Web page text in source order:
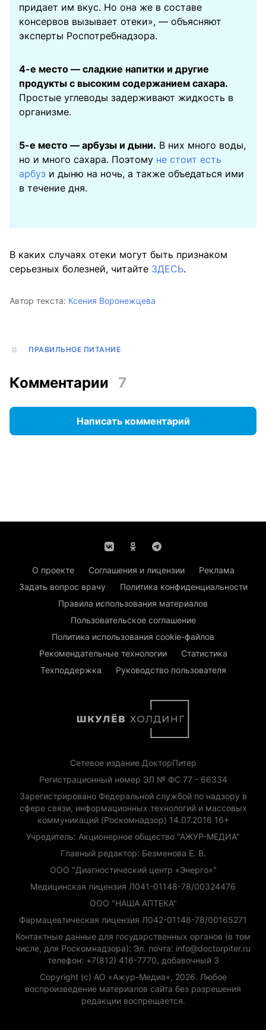
придает им вкус. Но она же в составе
консервов вызывает отеки», — объясняют
эксперты Роспотребнадзора.
4-е место — сладкие напитки и другие
продукты с высоким содержанием сахара.
Простые углеводы задерживают жидкость в
организме.
5-е место — арбузы и дыни. В них много воды,
но и много сахара. Поэтому не стоит есть
арбуз и дыню на ночь, а также объедаться ими
в течение дня.
В каких случаях отеки могут быть признаком
серьезных болезней, читайте ЗДЕСЬ.
Автор текста: Ксения Воронежцева
ПРАВИЛЬНОЕ ПИТАНИЕ
Комментарии 7
Написать комментарий
О проекте Соглашения и лицензии
Реклама
Задать вопрос врачу
Политика конфиденциальности
Правила использования материалов
Пользовательское соглашение
Политика использования cookie-файлов
Рекомендательные технологии
Статистика
Техподдержка
Руководство пользователя
Сетевое издание ДокторПитер
Регистрационный номер ЭЛ № ФС 77 - 66334
Зарегистрировано Федеральной службой по надзору в
сфере связи, информационных технологий и массовых
коммуникаций (Роскомнадзор) 14.07.2016 16+
Учредитель: Акционерное общество "АЖУР-МЕДИА"
Главный редактор: Безменова Е. В.
ООО "Диагностический центр «Энерго»"
Медицинская лицензия Л041-01148-78/00324476
ООО "НАША АПТЕКА"
Фармацевтическая лицензия Л042-01148-78/00165271
Контактные данные для государственных органов (в том
числе, для Роскомнадзора): Эл. почта: info@doctorpiter.ru
телефон: +7(812) 416-7770, добавочный 3
Copyright (с) АО «Ажур-Медиа», 2026. Любое
воспроизведение материалов сайта без разрешения
редакции воспрещается.